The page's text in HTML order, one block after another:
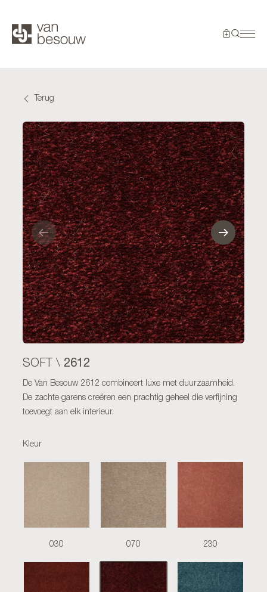
Terug
SOFT \ 2612
De Van Besouw 2612 combineert luxe met duurzaamheid.
De zachte garens creëren een prachtig geheel die verfijning
toevoegt aan elk interieur.
Kleur
030 070 230